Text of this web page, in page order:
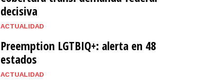
decisiva
ACTUALIDAD
Preemption LGTBIQ+: alerta en 48
estados
ACTUALIDAD